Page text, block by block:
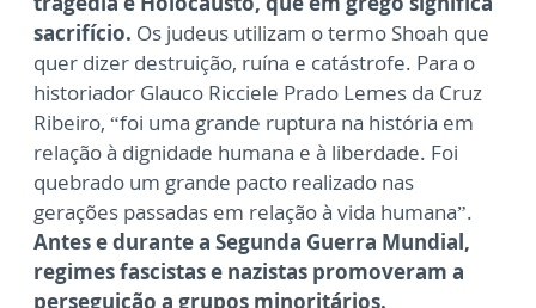
sacrifício. Os judeus utilizam o termo Shoah que
quer dizer destruição, ruína e catástrofe. Para o
historiador Glauco Ricciele Prado Lemes da Cruz
Ribeiro, “foi uma grande ruptura na história em
relação à dignidade humana e à liberdade. Foi
quebrado um grande pacto realizado nas
gerações passadas em relação à vida humana”.
Antes e durante a Segunda Guerra Mundial,
regimes fascistas e nazistas promoveram a
perseguição a grupos minoritários.